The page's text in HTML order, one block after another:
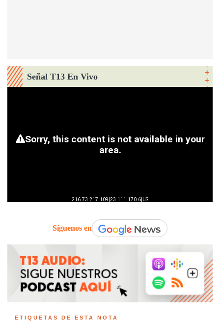
Señal T13 En Vivo
Síguenos en
ETIQUETAS DE ESTA NOTA